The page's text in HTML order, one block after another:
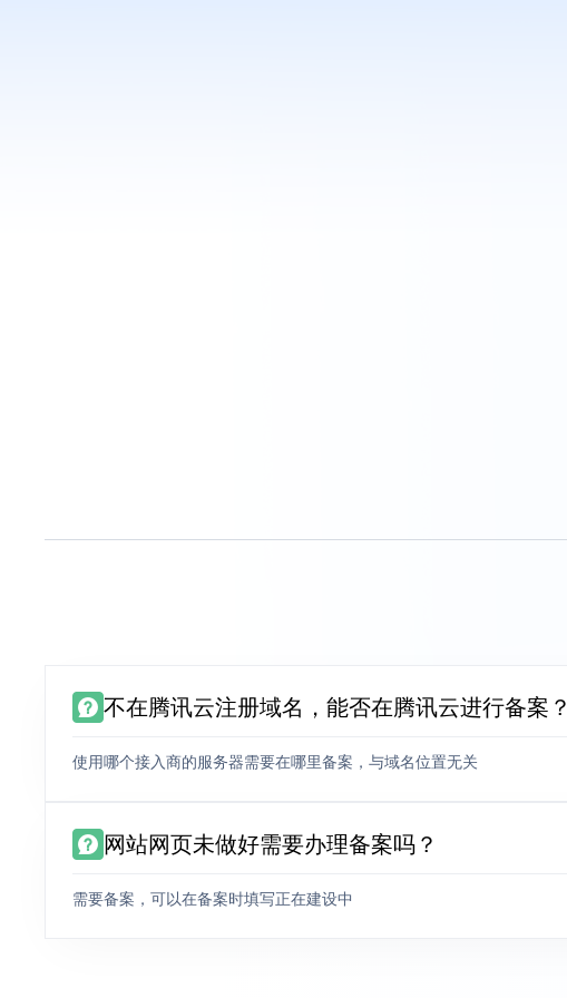
不在腾讯云注册域名，能否在腾讯云进行备案？
使用哪个接入商的服务器需要在哪里备案，与域名位置无关
网站网页未做好需要办理备案吗？
需要备案，可以在备案时填写正在建设中